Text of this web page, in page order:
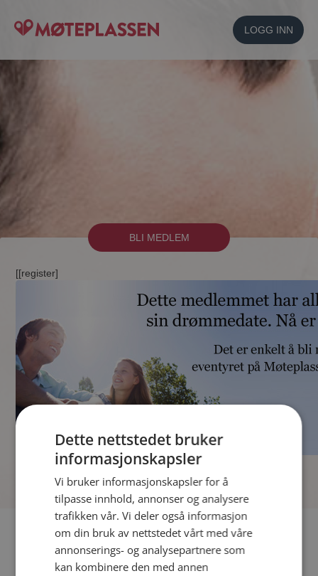
LOGG INN
BLI MEDLEM
[[register]
Fler single
Andre single fra Sandefjord
Dette nettstedet bruker
informasjonskapsler
Vi bruker informasjonskapsler for å
tilpasse innhold, annonser og analysere
trafikken vår. Vi deler også informasjon
om din bruk av nettstedet vårt med våre
annonserings- og analysepartnere som
kan kombinere den med annen